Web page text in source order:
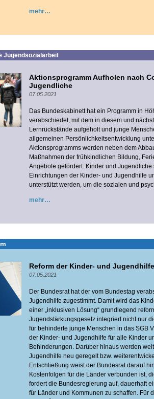
mehr
Jugendsozialarbeit
Aktionsprogramm Aufholen nach
Jugendliche
07.05.2021
Das Bundeskabinett hat ein Programm in
verabschiedet, mit dem in diesem und
Lernrückstände aufgeholt und junge
allgemeinen Persönlichkeitsentwicklung
Aktionsprogramms werden neben dem
Maßnahmen der frühkindlichen Bildung,
Angebote gefördert. Kinder und Jugendliche
Einrichtungen der Kinder- und Jugendhilfe
unterstützt werden, um die sozialen und
mehr
Reform der Kinder- und
07.05.2021
Der Bundesrat hat der vom Bundestag
Jugendhilfe zugestimmt. Damit wird das
einer „inklusiven Lösung“ grundlegend
Jugendstärkungsgesetz integriert nicht nur
für behinderte junge Menschen in das SGB
der Kinder- und Jugendhilfe für alle Kinder
Behinderungen. Darüber hinaus werden
Jugendhilfe neu geregelt bzw.
Entschließung weist der Bundesrat darauf
Kostenfolgen für die Länder verbunden ist,
fordert die Bundesregierung auf, dauerhaft
für Länder und Kommunen zu schaffen. Für